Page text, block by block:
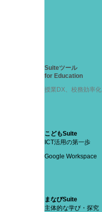
Suiteツール
for Education
授業DX、校務効率化
こどもSuite
ICT活用の第一歩
Google Workspace
まなびSuite
主体的な学び・探究